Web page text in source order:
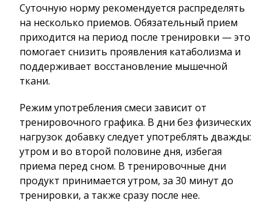
Суточную норму рекомендуется распределять
на несколько приемов. Обязательный прием
приходится на период после тренировки — это
помогает снизить проявления катаболизма и
поддерживает восстановление мышечной
ткани.
Режим употребления смеси зависит от
тренировочного графика. В дни без физических
нагрузок добавку следует употреблять дважды:
утром и во второй половине дня, избегая
приема перед сном. В тренировочные дни
продукт принимается утром, за 30 минут до
тренировки, а также сразу после нее.